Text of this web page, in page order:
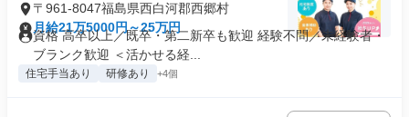
〒961-8047福島県西白河郡西郷村
月給21万5000円～25万円
資格 高卒以上／既卒・第二新卒も歓迎 経験不問／未経験者・
ブランク歓迎 ＜活かせる経...
住宅手当あり 研修あり +4個